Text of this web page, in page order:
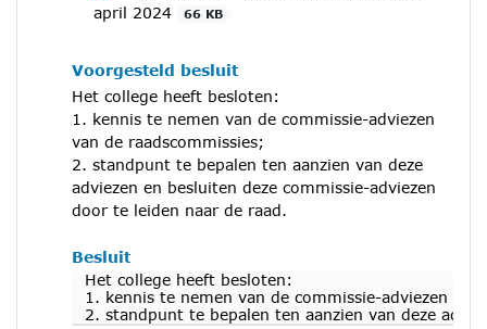
april 2024
66 KB
Voorgesteld besluit
Het college heeft besloten:
1. kennis te nemen van de commissie-adviezen
van de raadscommissies;
2. standpunt te bepalen ten aanzien van deze
adviezen en besluiten deze commissie-adviezen
door te leiden naar de raad.
Besluit
Het college heeft besloten:
1. kennis te nemen van de commissie-adviezen van
2. standpunt te bepalen ten aanzien van deze